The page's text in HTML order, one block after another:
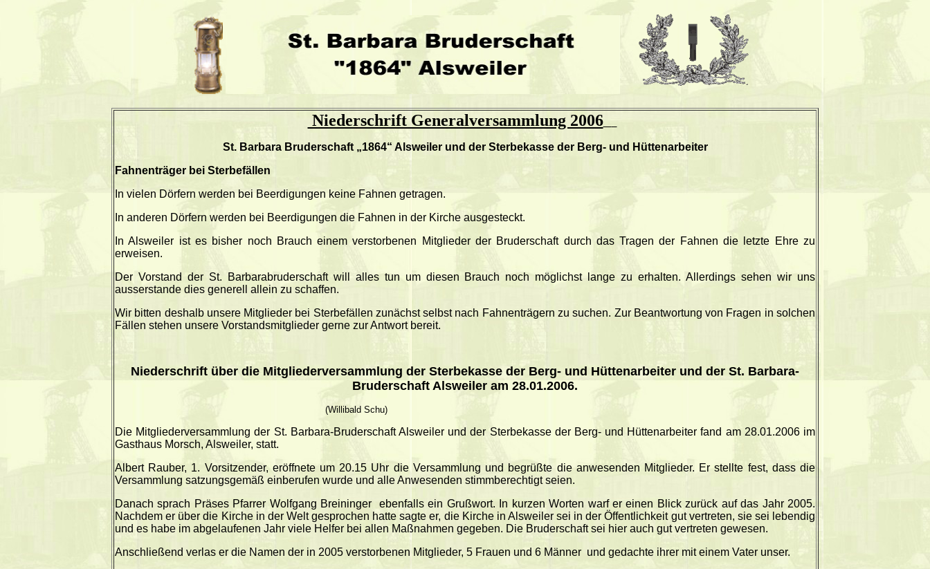
Niederschrift Generalversammlung 2006
St. Barbara Bruderschaft „1864“ Alsweiler und der Sterbekasse der Berg- und Hüttenarbeiter
Fahnenträger bei Sterbefällen
In vielen Dörfern werden bei Beerdigungen keine Fahnen getragen.
In anderen Dörfern werden bei Beerdigungen die Fahnen in der Kirche ausgesteckt.
In Alsweiler ist es bisher noch Brauch einem verstorbenen Mitglieder der Bruderschaft durch das Tragen der Fahnen die letzte Ehre zu
erweisen.
Der Vorstand der St. Barbarabruderschaft will alles tun um diesen Brauch noch möglichst lange zu erhalten. Allerdings sehen wir uns
ausserstande dies generell allein zu schaffen.
Wir bitten deshalb unsere Mitglieder bei Sterbefällen zunächst selbst nach Fahnenträgern zu suchen. Zur Beantwortung von Fragen in solchen
Fällen stehen unsere Vorstandsmitglieder gerne zur Antwort bereit.
Niederschrift über die Mitgliederversammlung der Sterbekasse der Berg- und Hüttenarbeiter und der St. Barbara-
Bruderschaft Alsweiler am 28.01.2006.
(Willibald Schu)
Die Mitgliederversammlung der St. Barbara-Bruderschaft Alsweiler und der Sterbekasse der Berg- und Hüttenarbeiter fand am 28.01.2006 im
Gasthaus Morsch, Alsweiler, statt.
Albert Rauber, 1. Vorsitzender, eröffnete um 20.15 Uhr die Versammlung und begrüßte die anwesenden Mitglieder. Er stellte fest, dass die
Versammlung satzungsgemäß einberufen wurde und alle Anwesenden stimmberechtigt seien.
Danach sprach Präses Pfarrer Wolfgang Breininger
ebenfalls ein Grußwort. In kurzen Worten warf er einen Blick zurück auf das Jahr 2005.
Nachdem er über die Kirche in der Welt gesprochen hatte sagte er, die Kirche in Alsweiler sei in der Öffentlichkeit gut vertreten, sie sei lebendig
und es habe im abgelaufenen Jahr viele Helfer bei allen Maßnahmen gegeben. Die Bruderschaft sei hier auch gut vertreten gewesen.
Anschließend verlas er die Namen der in 2005 verstorbenen Mitglieder, 5 Frauen und 6 Männer und gedachte ihrer mit einem Vater unser.